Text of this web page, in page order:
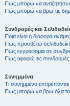
Πώς μπορώ να αναζητήσω
Πώς μπορώ να βρω τις
Συνδρομές και
Ποια είναι η διαφορά
Πώς προσθέτω
Πώς εγγράφομαι σε
Πώς αφαιρώ τις συνδρομές
Συνημμένα
Τι συνημμένα
Πώς μπορώ να βρω όλα τα